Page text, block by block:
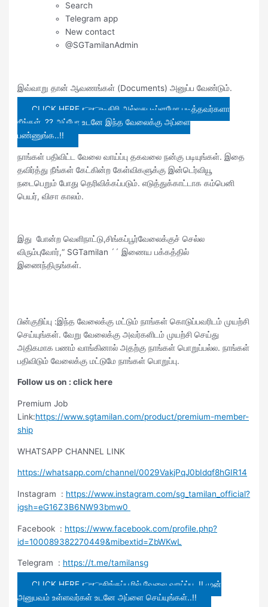
Search
Telegram app
New contact
@SGTamilanAdmin
இவ்வாறு தான் ஆவணங்கள் (Documents) அனுப்ப வேண்டும்.
CLICK HERE 👉👉டிகிரி அல்லது டிப்ளமோ படித்தவர்களா
நீங்கள்..?? அப்போ உடனே இந்த வேலைக்கு அப்ளை
பண்ணுங்க..!!
நாங்கள் பதிவிட்ட வேலை வாய்ப்பு தகவலை நன்கு படியுங்கள். இதை
தவிர்த்து நீங்கள் கேட்கின்ற கேள்விகளுக்கு இன்டெர்வியூ
நடைபெறும் போது தெரிவிக்கப்படும். எடுத்துக்காட்டாக கம்பெனி
பெயர், விசா காலம்.
இது போன்ற வெளிநாட்டு,சிங்கப்பூர்வேலைக்குச் செல்ல
விரும்புவோர்,“ SGTamilan ´´ இணைய பக்கத்தில்
இணைந்திருங்கள்.
பின்குறிப்பு :இந்த வேலைக்கு மட்டும் நாங்கள் கொடுப்பவரிடம் முயற்சி
செய்யுங்கள். வேறு வேலைக்கு அவர்களிடம் முயற்சி செய்து
அதிகமாக பணம் வாங்கினால் அதற்கு நாங்கள் பொறுப்பல்ல. நாங்கள்
பதிவிடும் வேலைக்கு மட்டுமே நாங்கள் பொறுப்பு.
Follow us on : click here
Premium Job
Link:https://www.sgtamilan.com/product/premium-member-
ship
WHATSAPP CHANNEL LINK
https://whatsapp.com/channel/0029VakjPqJ0bIdqf8hGIR14
Instagram : https://www.instagram.com/sg_tamilan_official?
igsh=eG16Z3B6NW93bmw0
Facebook : https://www.facebook.com/profile.php?
id=100089382270449&mibextid=ZbWKwL
Telegram : https://t.me/tamilansg
CLICK HERE 👉👉சிங்கப்பூரில் வேலை வாய்ப்பு..!! முன்
அனுபவம் உள்ளவர்கள் உடனே அப்ளை செய்யுங்கள்..!!